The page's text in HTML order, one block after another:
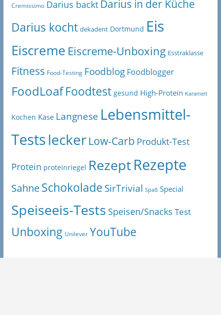
Cremissimo Darius backt Darius in der Küche
Darius kocht dekadent Dortmund Eis
Eiscreme Eiscreme-Unboxing Esstraklasse
Fitness Food-Testing Foodblog Foodblogger
FoodLoaf Foodtest gesund High-Protein Karamell
Kochen Käse Langnese Lebensmittel-
Testslecker Low-Carb Produkt-Test
Protein proteinriegel RezeptRezepte
SahneSchokolade SirTrivial Spaß Special
Speiseeis-Tests Speisen/Snacks Test
Unboxing Unilever YouTube